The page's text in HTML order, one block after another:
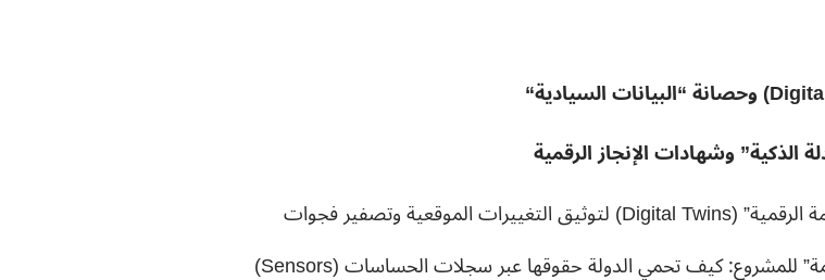
وحصانة “البيانات السيادية“
الذكية” وشهادات الإنجاز الرقمية
مهارات استخدام “التوأمة الرقمية” (Digital Twins) لتوثيق التغييرات الموقعية وتصفير فجوات
حوكمة “البيانات الضخمة” للمشروع: كيف تحمي الدولة حقوقها عبر سجلات الحساسات (Sensors)